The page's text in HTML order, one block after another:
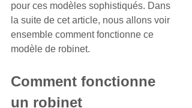
pour ces modèles sophistiqués. Dans
la suite de cet article, nous allons voir
ensemble comment fonctionne ce
modèle de robinet.
Comment fonctionne
un robinet